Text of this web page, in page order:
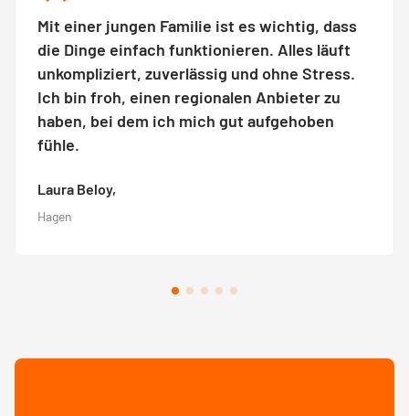
Mit einer jungen Familie ist es wichtig, dass
die Dinge einfach funktionieren. Alles läuft
unkompliziert, zuverlässig und ohne Stress.
Ich bin froh, einen regionalen Anbieter zu
haben, bei dem ich mich gut aufgehoben
fühle.
Laura Beloy,
Hagen